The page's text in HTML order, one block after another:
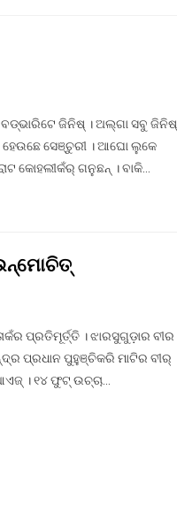
ଜିନିଷ୍ । ଅଲ୍‌ଗା ସବୁ ଜିନିଷ୍
ହେଉଛେ ସେଞ୍ଚୁରୀ । ଆଘୋ ଲୁକେ
କୋହଲୀକଁର୍ ଗନୁଛନ୍ । ବାକି…
ପ୍ରତିମୂର୍ତ୍ତି । ଝାରସୁଗୁଡ଼ାର ବୀର
ପ୍ରଧାନ ପୁହୁଞ୍ଚିକରି ମାଟିର ବୀର୍
। ୧୪ ଫୁଟ୍ ଉଚ୍ଚା…